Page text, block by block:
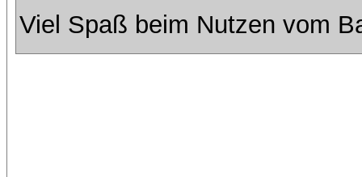
Viel Spaß beim Nutzen vom